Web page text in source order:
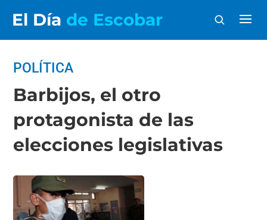
El Día de Escobar
POLÍTICA
Barbijos, el otro
protagonista de las
elecciones legislativas